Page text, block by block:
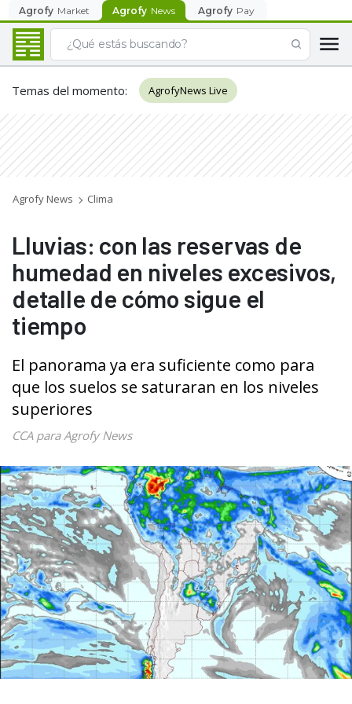
Agrofy Market Agrofy News Agrofy Pay
Temas del momento: AgrofyNews Live
Agrofy News Clima
Lluvias: con las reservas de
humedad en niveles excesivos,
detalle de cómo sigue el
tiempo
El panorama ya era suficiente como para
que los suelos se saturaran en los niveles
superiores
CCA para Agrofy News